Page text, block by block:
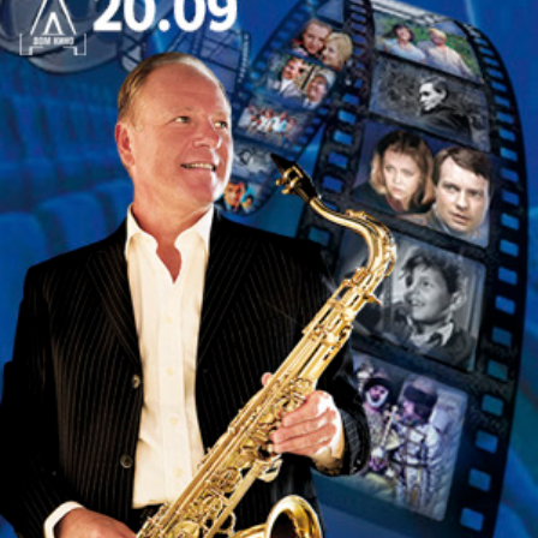
ее несмотря на все препятствия. Успешно спрячет
любовницу от жены в кровати соседа, вытолкнет
мужа любовницы из окна, сделает еще массу
безумных поступков и будет изощренно лгать
налево и направо! В итоге – полный хеппи-энд и
переосмысление настоящих ценностей всеми
героями действа!
16 +